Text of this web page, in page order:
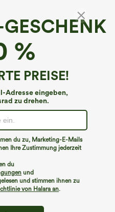
%
PREISE!
Adresse eingeben,
zu drehen.
du zu, Marketing-E-Mails
Ihre Zustimmung jederzeit
du
und
und stimmen ihnen zu
von Halara an.
gesuchte Seite nicht